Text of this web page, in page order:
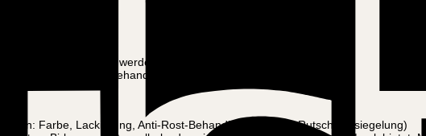
Komfort.
in der Höhe verstellt werden kann.
material behandelt. (Anti-Rutsch)
Farbe, Lackierung, Anti-Rost-Behandlung und Anti-Rutsch-Versiegelung)